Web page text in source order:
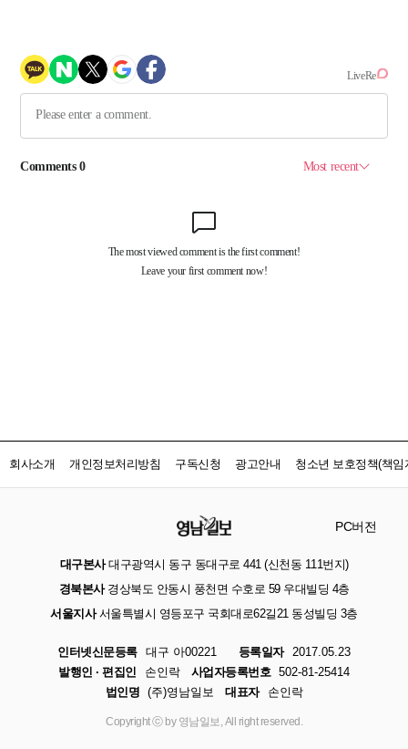
회사소개 개인정보처리방침 구독신청 광고안내 청소년 보호정책(책임
PC버전
대구본사대구광역시 동구 동대구로 441 (신천동 111번지)
경북본사경상북도 안동시 풍천면 수호로 59 우대빌딩 4층
서울지사서울특별시 영등포구 국회대로62길21 동성빌딩 3층
인터넷신문등록 대구 아00221 등록일자
2017.05.23
발행인 · 편집인
손인락 사업자등록번호 502-81-25414
법인명 (주)영남일보 대표자 손인락
Copyright ⓒ by 영남일보, All right reserved.